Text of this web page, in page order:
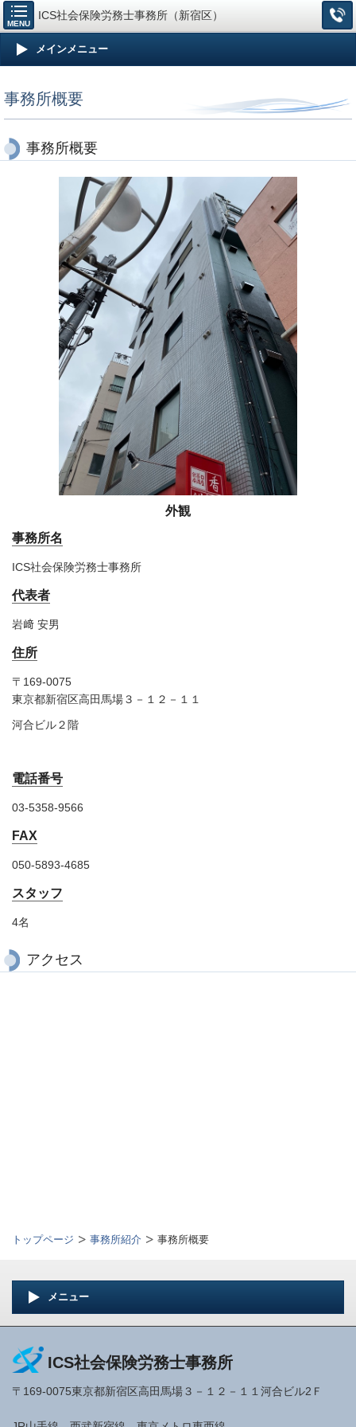
MENU
ICS社会保険労務士事務所（新宿区）
メインメニュー
事務所概要
事務所概要
外観
事務所名
ICS社会保険労務士事務所
代表者
岩﨑 安男
住所
〒169-0075
東京都新宿区高田馬場３－１２－１１
河合ビル２階
電話番号
03-5358-9566
FAX
050-5893-4685
スタッフ
4名
アクセス
トップページ 事務所紹介 事務所概要
メニュー
ICS社会保険労務士事務所
〒169-0075東京都新宿区高田馬場３－１２－１１河合ビル2Ｆ